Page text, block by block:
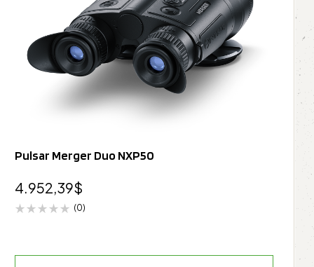
Pulsar Merger Duo NXP50
4.952,39$
(0)